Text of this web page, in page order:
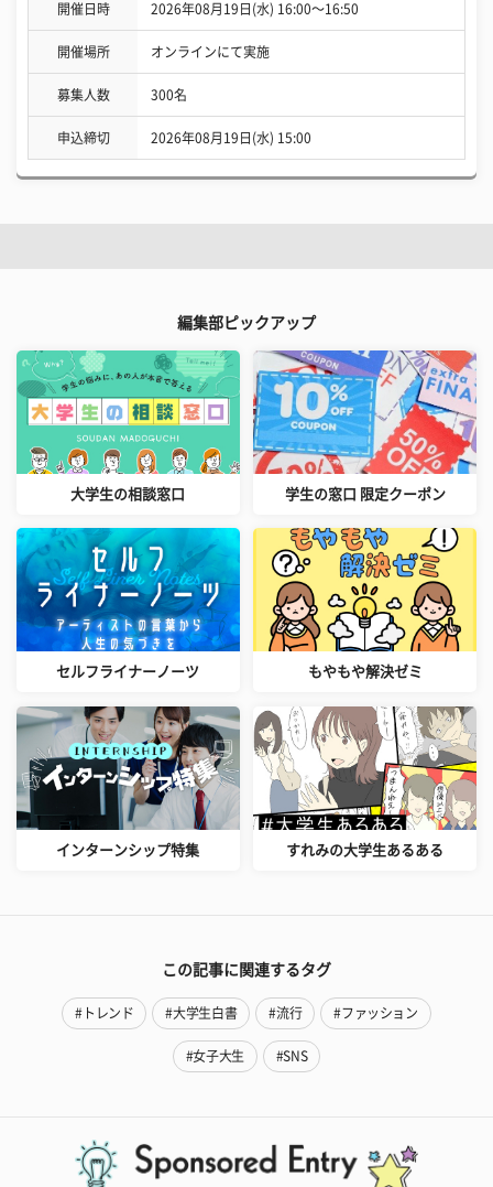
開催日時 2026年08月19日(水) 16:00〜16:50
開催場所 オンラインにて実施
募集人数 300名
申込締切 2026年08月19日(水) 15:00
編集部ピックアップ
大学生の相談窓口 学生の窓口 限定クーポン
セルフライナーノーツ もやもや解決ゼミ
インターンシップ特集 すれみの大学生あるある
この記事に関連するタグ
#トレンド #大学生白書 #流行 #ファッション
#女子大生 #SNS